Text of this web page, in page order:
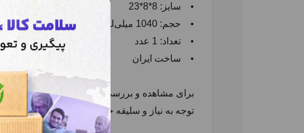
• سایز: 8*8*23
• حجم: 1040 میلی‌لیتر
• تعداد: 1 عدد
• ساخت ایران
برای مشاهده و بررسی تنوع مدل‌هایبطری
توجه به نیاز و سلیقه خود انتخاب کنید.